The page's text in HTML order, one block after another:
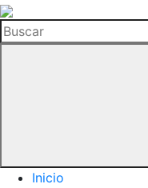
La
Hemeroteca
del
Buscar
Inicio